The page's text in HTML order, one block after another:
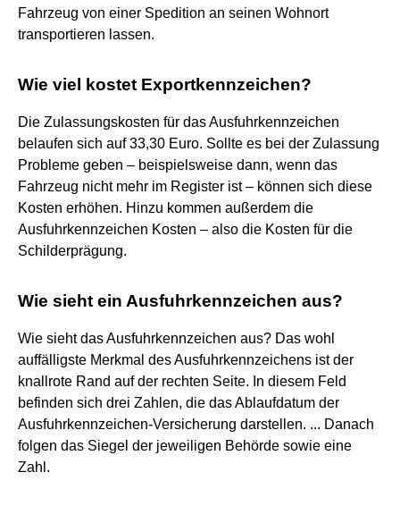
Fahrzeug von einer Spedition an seinen Wohnort
transportieren lassen.
Wie viel kostet Exportkennzeichen?
Die Zulassungskosten für das Ausfuhrkennzeichen
belaufen sich auf 33,30 Euro. Sollte es bei der Zulassung
Probleme geben – beispielsweise dann, wenn das
Fahrzeug nicht mehr im Register ist – können sich diese
Kosten erhöhen. Hinzu kommen außerdem die
Ausfuhrkennzeichen Kosten – also die Kosten für die
Schilderprägung.
Wie sieht ein Ausfuhrkennzeichen aus?
Wie sieht das Ausfuhrkennzeichen aus? Das wohl
auffälligste Merkmal des Ausfuhrkennzeichens ist der
knallrote Rand auf der rechten Seite. In diesem Feld
befinden sich drei Zahlen, die das Ablaufdatum der
Ausfuhrkennzeichen-Versicherung darstellen. ... Danach
folgen das Siegel der jeweiligen Behörde sowie eine
Zahl.